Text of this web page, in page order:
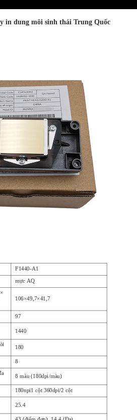
in dung môi sinh thái Trung Quốc
F1440-A1
mực AQ
106×49,7×41,7
97
1440
180
8
8 màu (180dpi/màu)
180npi1 cột 360dpi/2 cột
25.4